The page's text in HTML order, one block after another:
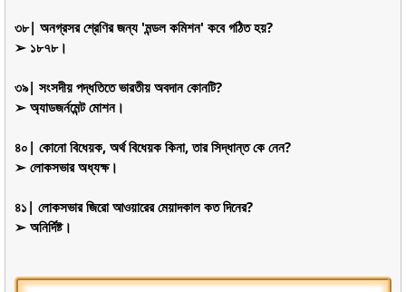
৩৮| অনগ্রসর শ্রেণির জন্য 'মন্ডল কমিশন' কবে গঠিত হয়?
➢ ১৮৭৮।
৩৯| সংসদীয় পদ্ধতিতে ভারতীয় অবদান কোনটি?
➢ অ্যাডজর্নমেন্ট মোশন।
৪০| কোনো বিধেয়ক, অর্থ বিধেয়ক কিনা, তার সিদ্ধান্ত কে নেন?
➢ লোকসভার অধ্যক্ষ।
৪১| লোকসভার জিরো আওয়ারের মেয়াদকাল কত দিনের?
➢ অনির্দিষ্ট।